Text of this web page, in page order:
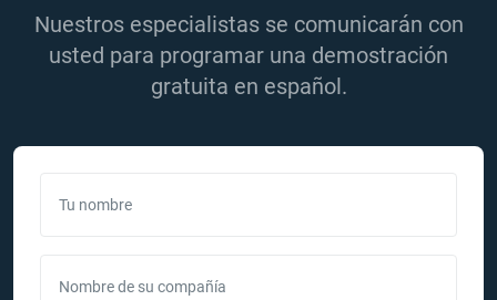
Nuestros especialistas se comunicarán con
usted para programar una demostración
gratuita en español.
Tu nombre
Nombre de su compañía